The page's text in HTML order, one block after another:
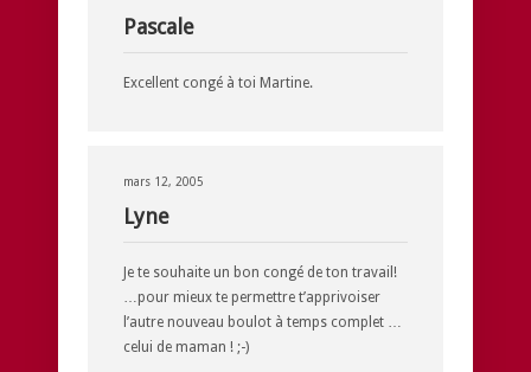
Pascale
Excellent congé à toi Martine.
mars 12, 2005
Lyne
Je te souhaite un bon congé de ton travail!
…pour mieux te permettre t’apprivoiser
l’autre nouveau boulot à temps complet …
celui de maman ! ;-)